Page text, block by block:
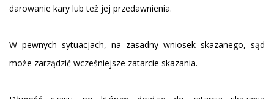
darowanie kary lub też jej przedawnienia.
W pewnych sytuacjach, na zasadny wniosek skazanego, sąd
może zarządzić wcześniejsze zatarcie skazania.